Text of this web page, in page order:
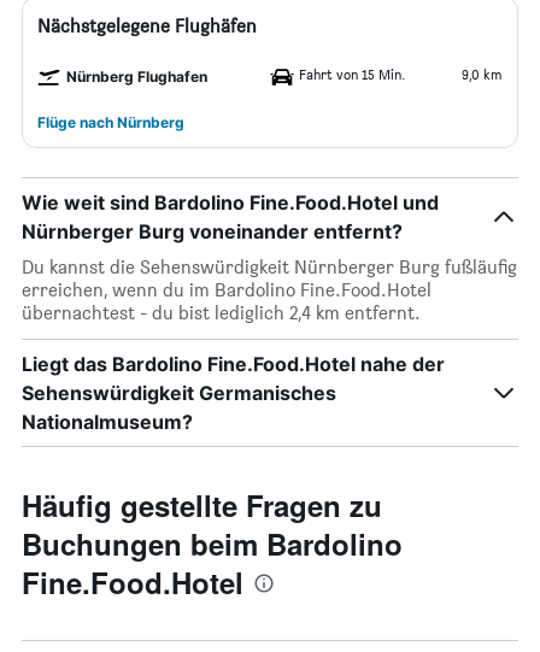
Nächstgelegene Flughäfen
Nürnberg Flughafen Fahrt von 15 Min. 9,0 km
Flüge nach Nürnberg
Wie weit sind Bardolino Fine.Food.Hotel und
Nürnberger Burg voneinander entfernt?
Du kannst die Sehenswürdigkeit Nürnberger Burg fußläufig
erreichen, wenn du im Bardolino Fine.Food.Hotel
übernachtest - du bist lediglich 2,4 km entfernt.
Liegt das Bardolino Fine.Food.Hotel nahe der
Sehenswürdigkeit Germanisches
Nationalmuseum?
Häufig gestellte Fragen zu
Buchungen beim Bardolino
Fine.Food.Hotel